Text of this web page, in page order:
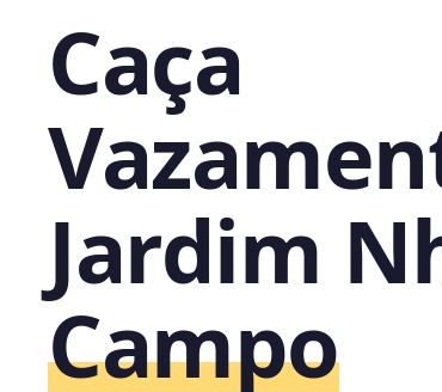
Caça
Jardim
Campo